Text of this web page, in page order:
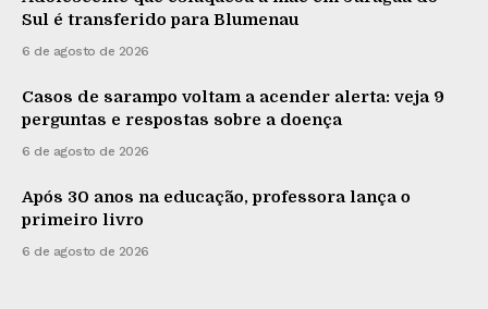
Sul é transferido para Blumenau
6 de agosto de 2026
Casos de sarampo voltam a acender alerta: veja 9
perguntas e respostas sobre a doença
6 de agosto de 2026
Após 30 anos na educação, professora lança o
primeiro livro
6 de agosto de 2026